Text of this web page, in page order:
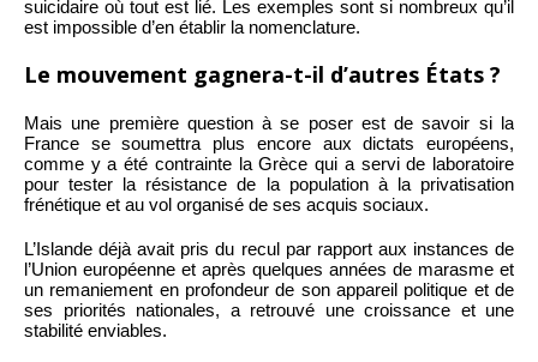
suicidaire où tout est lié. Les exemples sont si nombreux qu’il
est impossible d’en établir la nomenclature.
Le mouvement gagnera-t-il d’autres États ?
Mais une première question à se poser est de savoir si la
France se soumettra plus encore aux dictats européens,
comme y a été contrainte la Grèce qui a servi de laboratoire
pour tester la résistance de la population à la privatisation
frénétique et au vol organisé de ses acquis sociaux.
L’Islande déjà avait pris du recul par rapport aux instances de
l’Union européenne et après quelques années de marasme et
un remaniement en profondeur de son appareil politique et de
ses priorités nationales, a retrouvé une croissance et une
stabilité enviables.